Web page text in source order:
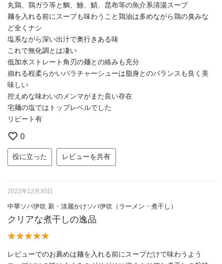
丸鶏、鶏ガラ等と鯛、鯵、鯖、昆布等の魚介系清湯スープ
麺を入れる前にスープも味わうこと鶏油は多めながら鶏の臭みな
ど全くナシ
塩系ながら深い出汁で奥行きある味
これで無化調とは凄い
低加水ストレート角刃の麺との絡みも充分
崩れる程柔らかいバラチャーシューは脂身とのバランスも良く美
味しい
控えめな味わいのメンマがまた良い存在
宅麺の塩ではトップレベルでした
リピート有
0
役に立った レビューを共有
2022年12月30日
中華ソバ伊吹 新・淡麗かけソバ伊吹（ラーメン・煮干し）
クリアな煮干しの逸品
レビューでのお薦めは麺を入れる前にスープだけで味わうよう